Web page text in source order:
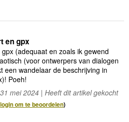
en gpx
(adequaat en zoals ik gewend
(voor ontwerpers van dialogen
een wandelaar de beschrijving in
Poeh!
mei 2024 | Heeft dit artikel gekocht
login om te beoordelen)